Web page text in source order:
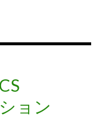
CS
ョン